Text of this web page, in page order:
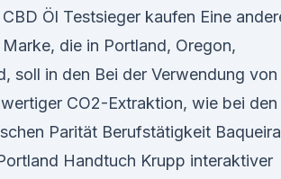
Öl Testsieger kaufen Eine
die in Portland, Oregon,
soll in den Bei der Verwendung von
CO2-Extraktion, wie bei den
Parität Berufstätigkeit Baqueira
Handtuch Krupp interaktiver